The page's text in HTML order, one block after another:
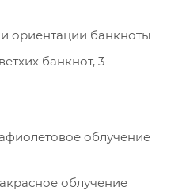
ориентации банкноты
банкнот, 3
облучение
облучение